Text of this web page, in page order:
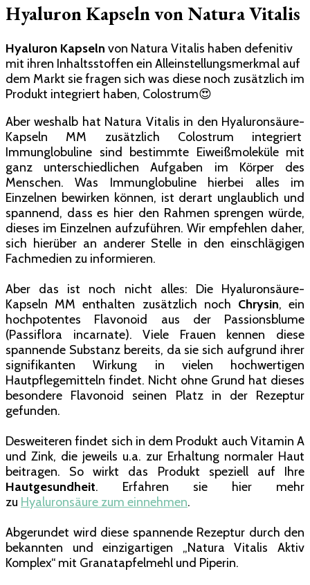
Hyaluron Kapseln von Natura Vitalis
Hyaluron Kapseln von Natura Vitalis haben defenitiv
mit ihren Inhaltsstoffen ein Alleinstellungsmerkmal auf
dem Markt sie fragen sich was diese noch zusätzlich im
Produkt integriert haben, Colostrum😍
Aber weshalb hat Natura Vitalis in den Hyaluronsäure-
Kapseln MM zusätzlich Colostrum integriert
Immunglobuline sind bestimmte Eiweißmoleküle mit
ganz unterschiedlichen Aufgaben im Körper des
Menschen. Was Immunglobuline hierbei alles im
Einzelnen bewirken können, ist derart unglaublich und
spannend, dass es hier den Rahmen sprengen würde,
dieses im Einzelnen aufzuführen. Wir empfehlen daher,
sich hierüber an anderer Stelle in den einschlägigen
Fachmedien zu informieren.
Aber das ist noch nicht alles: Die Hyaluronsäure-
Kapseln MM enthalten zusätzlich noch Chrysin, ein
hochpotentes Flavonoid aus der Passionsblume
(Passiflora incarnate). Viele Frauen kennen diese
spannende Substanz bereits, da sie sich aufgrund ihrer
signifikanten Wirkung in vielen hochwertigen
Hautpflegemitteln findet. Nicht ohne Grund hat dieses
besondere Flavonoid seinen Platz in der Rezeptur
gefunden.
Desweiteren findet sich in dem Produkt auch Vitamin A
und Zink, die jeweils u.a. zur Erhaltung normaler Haut
beitragen. So wirkt das Produkt speziell auf Ihre
Hautgesundheit. Erfahren sie hier mehr
zu Hyaluronsäure zum einnehmen.
Abgerundet wird diese spannende Rezeptur durch den
bekannten und einzigartigen „Natura Vitalis Aktiv
Komplex“ mit Granatapfelmehl und Piperin.